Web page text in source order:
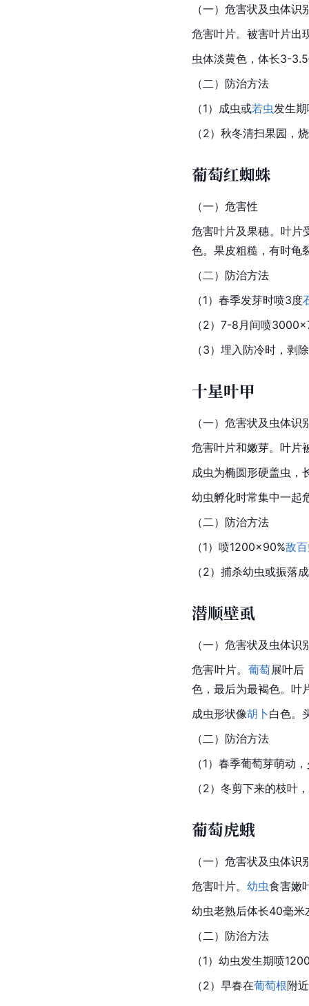
（一）危害状及虫体识
危害叶片。被害叶片出
虫体淡黄色，体长3-
（二）防治方法
（1）成虫或若虫发生
（2）秋冬清扫果园，
葡萄红蜘蛛
（一）危害性
危害叶片及果穗。叶片
色。果皮粗糙，有时龟
（二）防治方法
（1）春季发芽时喷3度
（2）7-8月间喷
（3）埋入防冷时，剥
十星叶甲
（一）危害状及虫体识
危害叶片和嫩芽。叶片
成虫为椭圆形硬盖虫，
幼虫孵化时常集中一起
（二）防治方法
（1）喷1200×90%敌
（2）捕杀幼虫或振落
潜顺壁虱
（一）危害状及虫体识
危害叶片。 葡萄展叶后
色 ，最后为最褐色。叶
成虫形状像胡卜白色。
（二）防治方法
（1）春季葡萄芽萌动
（2）冬剪下来的枝叶
葡萄虎蛾
（一）危害状及虫体识
危害叶片。 幼虫食害嫩
幼虫老熟后体长40毫米
（二）防治方法
（1）幼虫发生期喷
（2）早春在葡萄根附